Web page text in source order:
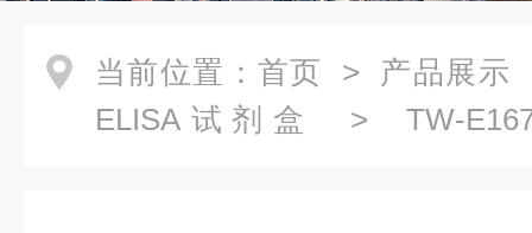
当前位置： 首页 > 产品展示
ELISA试剂盒
> TW-